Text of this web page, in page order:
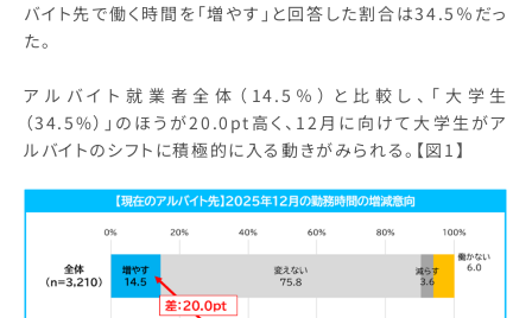
バイト先で働く時間を「増やす」と回答した割合は34.5％だっ
た。
アルバイト就業者全体（14.5％）と比較し、「大学生
（34.5%）」のほうが20.0pt高く、12月に向けて大学生がア
ルバイトのシフトに積極的に入る動きがみられる。【図1】